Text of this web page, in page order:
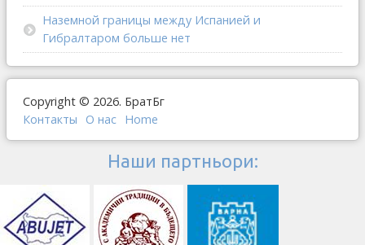
Наземной границы между Испанией и
Гибралтаром больше нет
Copyright © 2026. БратБг
Контакты
О наc Home
Наши партньори: